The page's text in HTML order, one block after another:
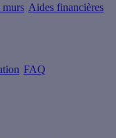
murs Aides financières
FAQ